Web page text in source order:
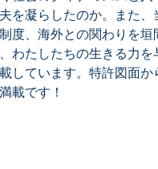
を凝らしたのか。また
度、海外との関わりを垣
わたしたちの生きる力を
しています。特許図面か
載です！